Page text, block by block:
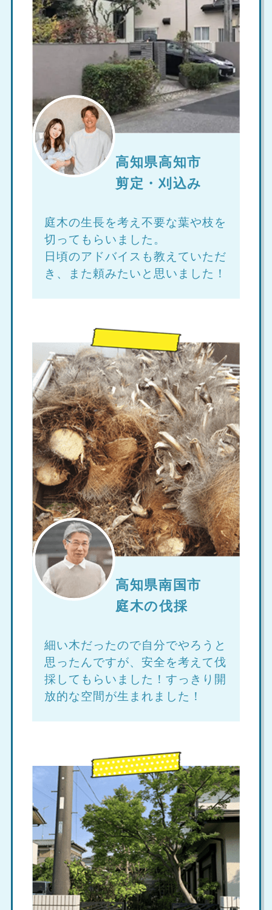
高知県高知市
剪定・刈込み
庭木の生長を考え不要な葉や枝を
切ってもらいました。
日頃のアドバイスも教えていただ
き、また頼みたいと思いました！
高知県南国市
庭木の伐採
細い木だったので自分でやろうと
思ったんですが、安全を考えて伐
採してもらいました！すっきり開
放的な空間が生まれました！